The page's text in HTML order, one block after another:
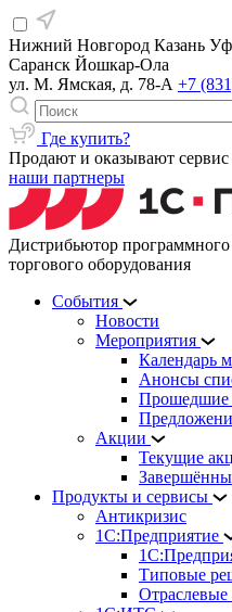
Нижний Новгород Казань
Саранск Йошкар-Ола
ул. М. Ямская, д. 78-А +7
Где купить?
Продают и оказывают сервис
наши партнеры
Дистрибьютор
торгового оборудования
События
Новости
Мероприятия
Календарь
Анонсы
Прошедшие
Акции
Текущие
Продукты и сервисы
Антикризис
1С:Предприятие
Типовые